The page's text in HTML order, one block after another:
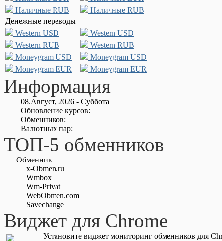
Наличные RUB
Наличные RUB
Денежные переводы
Western USD
Western USD
Western RUB
Western RUB
Moneygram USD
Moneygram USD
Moneygram EUR
Moneygram EUR
Информация
08.Август, 2026 - Суббота
Обновление курсов:
Обменников:
Валютных пар:
ТОП-5 обменников
Обменник
x-Obmen.ru
Wmbox
Wm-Privat
WebObmen.com
Savechange
Виджет для Chrome
Установите виджет мониторинг обменников для